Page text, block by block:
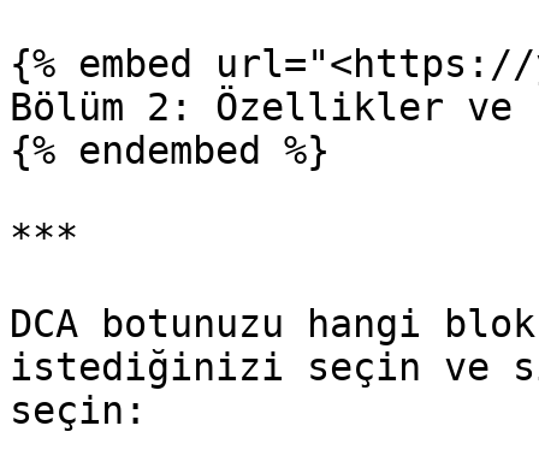
{% embed url="<https://
Bölüm 2: Özellikler ve
{% endembed %}
***
DCA botunuzu hangi
istediğinizi seçin ve
seçin: